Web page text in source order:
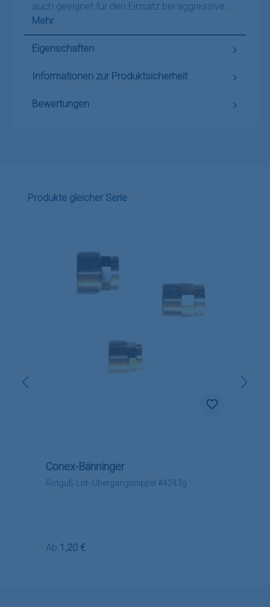
auch geeignet für den Einsatz bei aggressive…
Mehr
Eigenschaften
Informationen zur Produktsicherheit
Bewertungen
Produktgalerie überspringen
Produkte gleicher Serie
Rotguß Löt- Übergangsnippel #4243g
Conex-Bänninger
Regulärer Preis:
Ab 1,20 €